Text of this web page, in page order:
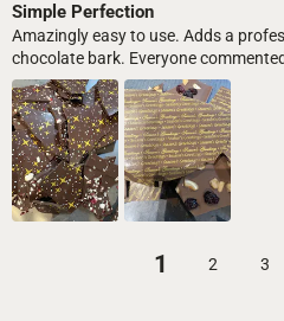
Simple Perfection
Amazingly easy to use. Adds a
chocolate bark. Everyone
1 2 3